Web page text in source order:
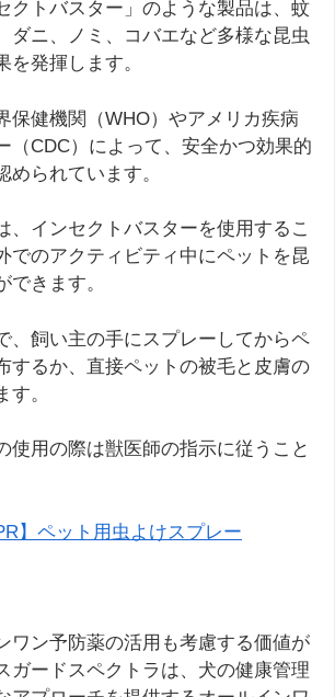
クトバスター」のような製品は、蚊
ダニ、ノミ、コバエなど多様な昆虫
を発揮します。
保健機関（WHO）やアメリカ疾病
（CDC）によって、安全かつ効果的
められています。
、インセクトバスターを使用するこ
でのアクティビティ中にペットを昆
できます。
、飼い主の手にスプレーしてからペ
するか、直接ペットの被毛と皮膚の
す。
使用の際は獣医師の指示に従うこと
】ペット用虫よけスプレー
ワン予防薬の活用も考慮する価値が
ガードスペクトラは、犬の健康管理